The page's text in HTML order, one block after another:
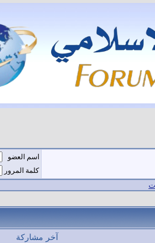
اسم العضو
كلمة المرور
آخر مشاركة